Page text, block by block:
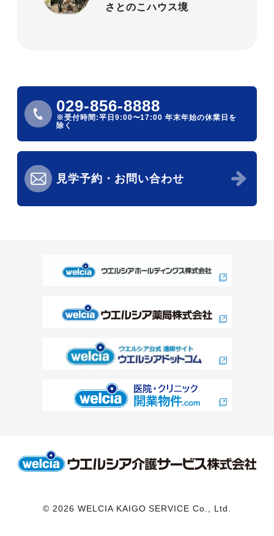
さとのこハウス境
029-856-8888
※受付時間:平日9:00〜17:00年末年始の休業日を
除く
見学予約・お問い合わせ
© 2026 WELCIA KAIGO SERVICE Co., Ltd.